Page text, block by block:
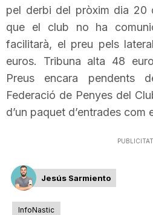
pel derbi del pròxim dia 20
que el club no ha
facilitarà, el preu pels
euros. Tribuna alta 48
Preus encara pendents
Federació de Penyes del
d’un paquet d’entrades com
PUBLICITAT
Jesús Sarmiento
InfoNastic